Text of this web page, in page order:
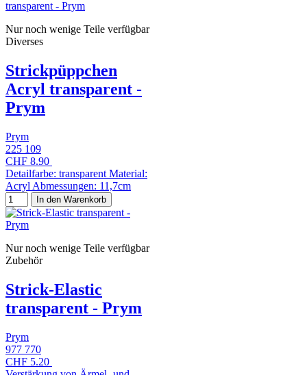
Nur noch wenige Teile verfügbar
Diverses
Strickpüppchen
Acryl transparent -
Prym
Prym
225 109
CHF 8.90
Detailfarbe: transparent Material:
Acryl Abmessungen: 11,7cm
In den Warenkorb
Nur noch wenige Teile verfügbar
Zubehör
Strick-Elastic
transparent - Prym
Prym
977 770
CHF 5.20